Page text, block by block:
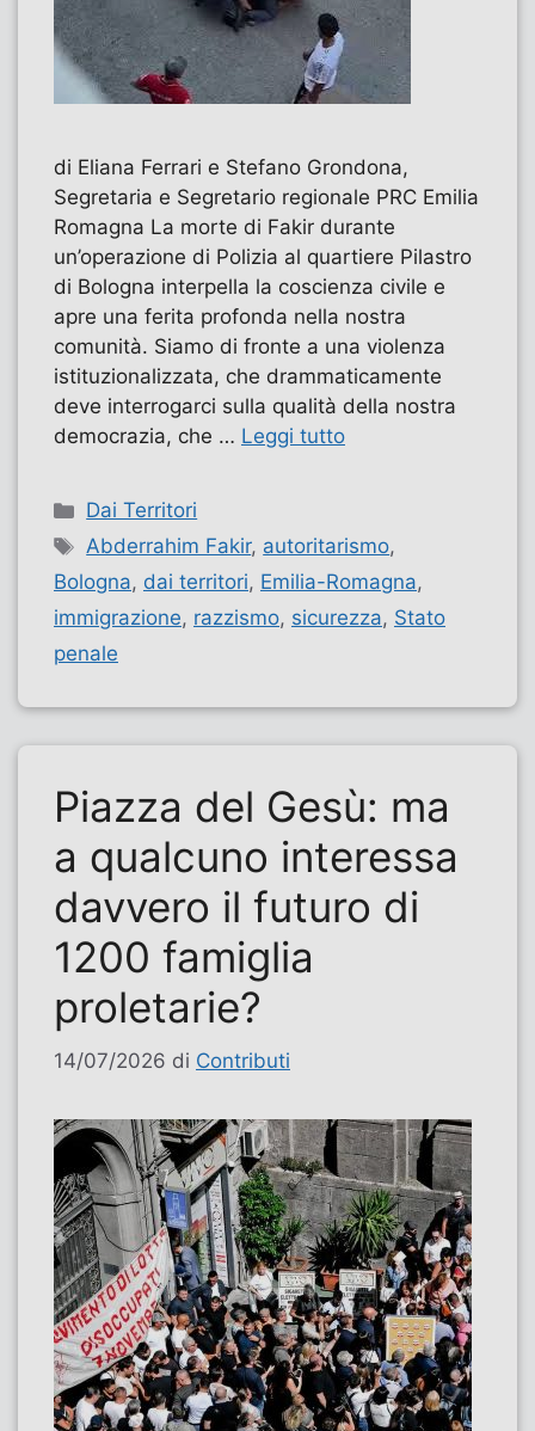
di Eliana Ferrari e Stefano Grondona,
Segretaria e Segretario regionale PRC Emilia
Romagna La morte di Fakir durante
un’operazione di Polizia al quartiere Pilastro
di Bologna interpella la coscienza civile e
apre una ferita profonda nella nostra
comunità. Siamo di fronte a una violenza
istituzionalizzata, che drammaticamente
deve interrogarci sulla qualità della nostra
democrazia, che … Leggi tutto
Categorie
Dai Territori
Tag
Abderrahim Fakir, autoritarismo,
Bologna, dai territori, Emilia-Romagna,
immigrazione, razzismo, sicurezza, Stato
penale
Piazza del Gesù: ma
a qualcuno interessa
davvero il futuro di
1200 famiglia
proletarie?
14/07/2026 di Contributi